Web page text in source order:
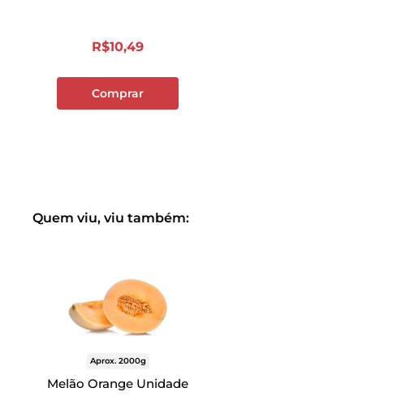
R$10,49
Comprar
Quem viu, viu também:
Aprox. 2000g
Melão Orange Unidade